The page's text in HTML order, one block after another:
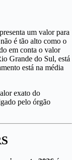
um valor para
é tão alto como o
em conta o valor
Grande do Sul, está
está na média
exato do
pelo órgão